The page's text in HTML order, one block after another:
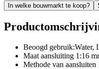
In welke bouwmarkt te koop?
Beoogd gebruik:Water,
Maat aansluiting 1:16
Methode van aansluiten